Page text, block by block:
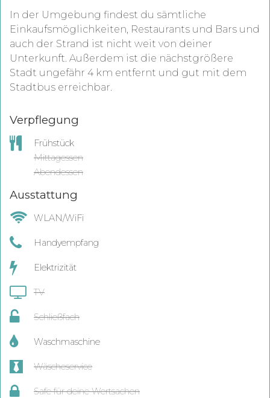
In der Umgebung findest du sämtliche
Einkaufsmöglichkeiten, Restaurants und Bars und
auch der Strand ist nicht weit von deiner
Unterkunft. Außerdem ist die nächstgrößere
Stadt ungefähr 4 km entfernt und gut mit dem
Stadtbus erreichbar.
Verpflegung
Frühstück
Mittagessen
Abendessen
Ausstattung
WLAN/WiFi
Handyempfang
Elektrizität
TV
Schließfach
Waschmaschine
Wäscheservice
Safe für deine Wertsachen